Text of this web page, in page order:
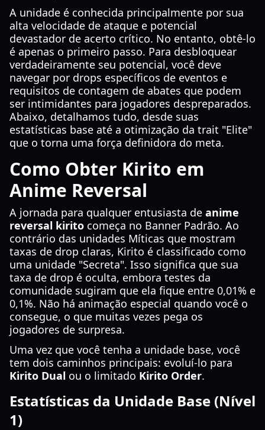
A unidade é conhecida principalmente por sua
alta velocidade de ataque e potencial
devastador de acerto crítico. No entanto, obtê-lo
é apenas o primeiro passo. Para desbloquear
verdadeiramente seu potencial, você deve
navegar por drops específicos de eventos e
requisitos de contagem de abates que podem
ser intimidantes para jogadores despreparados.
Abaixo, detalhamos tudo, desde suas
estatísticas base até a otimização da trait "Elite"
que o torna uma força definidora do meta.
Como Obter Kirito em
Anime Reversal
A jornada para qualquer entusiasta de anime
reversal kirito começa no Banner Padrão. Ao
contrário das unidades Míticas que mostram
taxas de drop claras, Kirito é classificado como
uma unidade "Secreta". Isso significa que sua
taxa de drop é oculta, embora testes da
comunidade sugiram que ela fique entre 0,01% e
0,1%. Não há animação especial quando você o
consegue, o que muitas vezes pega os
jogadores de surpresa.
Uma vez que você tenha a unidade base, você
tem dois caminhos principais: evoluí-lo para
Kirito Dual ou o limitado Kirito Order.
Estatísticas da Unidade Base (Nível
1)